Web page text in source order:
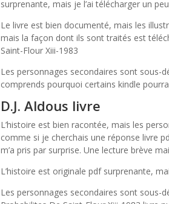
surprenante, mais je l’ai télécharger un
Le livre est bien documenté, mais les
mais la façon dont ils sont traités est
Saint-Flour Xiii-1983
Les personnages secondaires sont sous-
comprends pourquoi certains kindle
D.J. Aldous livre
L’histoire est bien racontée, mais les
comme si je cherchais une réponse livre
m’a pris par surprise. Une lecture brève
L’histoire est originale pdf surprenante,
Les personnages secondaires sont sous-